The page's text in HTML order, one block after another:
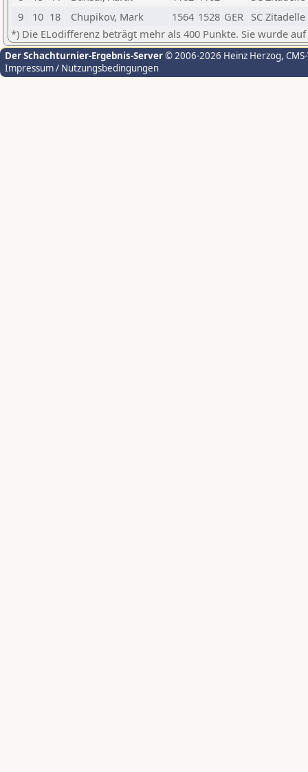
9
10 18 Chupikov, Mark 1564 1528 GER SC
*) Die ELodifferenz beträgt mehr als 400 Punkte. Sie wurde
Der Schachturnier-Ergebnis-Server© 2006-2026 Heinz Herzog,
Impressum / Nutzungsbedingungen